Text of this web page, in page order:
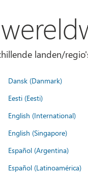
landen/
Dansk (Danmark)
Eesti (Eesti)
English (International)
English (Singapore)
Español (Argentina)
Español (Latinoamérica)